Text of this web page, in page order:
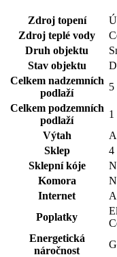
Zdroj topení
Zdroj teplé vody
Druh objektu
Stav objektu
Celkem nadzemních
podlaží
5
Celkem podzemních
podlaží
1
Výtah
Sklep
4
Sklepní kóje
Komora
Internet
Poplatky
Energetická
náročnost